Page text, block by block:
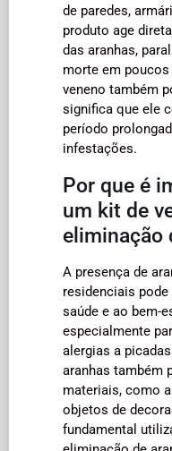
de paredes,
produto age
das aranhas,
morte em
veneno também
significa que ele
período
infestações.
Por que é
um kit de
eliminação
A presença de
residenciais
saúde e ao bem-
especialmente
alergias a
aranhas também
materiais, como
objetos de
fundamental